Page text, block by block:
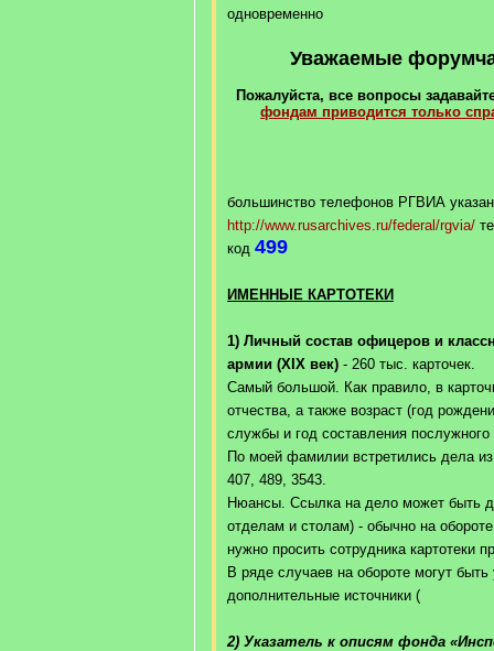
одновременно
Уважаемые
Пожалуйста, все вопросы
фондам приводится только
большинство телефонов РГВИА
http://www.rusarchives.ru/federal/rgvia/
код 499
ИМЕННЫЕ КАРТОТЕКИ
1) Личный состав офицеров и
армии (XIX век) - 260 тыс. карточек.
Самый большой. Как правило, в
отчества, а также возраст (год
службы и год составления послужного
По моей фамилии встретились дела
407, 489, 3543.
Нюансы. Ссылка на дело может быть
отделам и столам) - обычно на
нужно просить сотрудника картотеки
В ряде случаев на обороте могут
дополнительные источники (
2) Указатель к описям фонда